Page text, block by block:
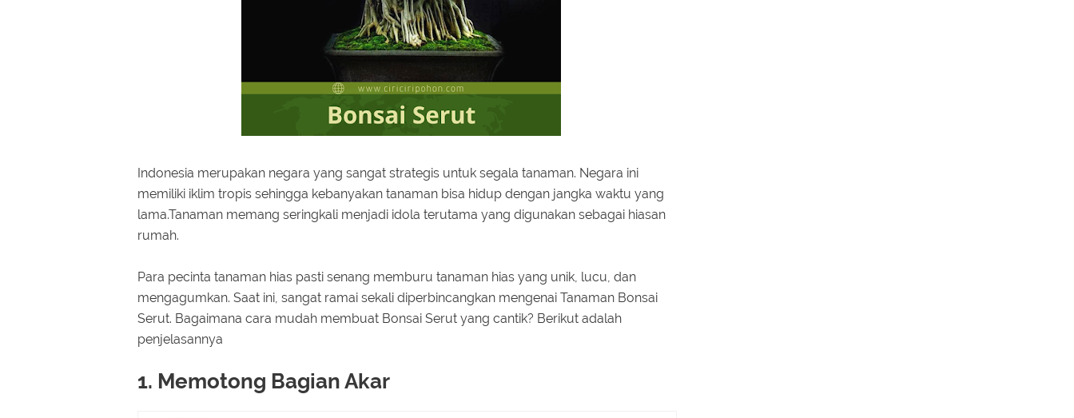
Indonesia merupakan negara yang sangat strategis untuk segala tanaman. Negara ini
memiliki iklim tropis sehingga kebanyakan tanaman bisa hidup dengan jangka waktu yang
lama.Tanaman memang seringkali menjadi idola terutama yang digunakan sebagai hiasan
rumah.
Para pecinta tanaman hias pasti senang memburu tanaman hias yang unik, lucu, dan
mengagumkan. Saat ini, sangat ramai sekali diperbincangkan mengenai Tanaman Bonsai
Serut. Bagaimana cara mudah membuat Bonsai Serut yang cantik? Berikut adalah
penjelasannya
1. Memotong Bagian Akar